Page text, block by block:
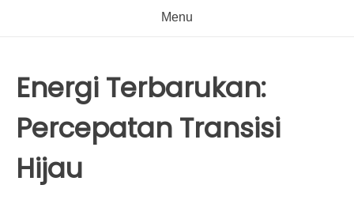
Menu
Energi Terbarukan:
Percepatan Transisi
Hijau